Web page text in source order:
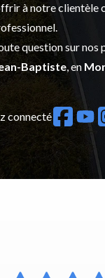
à notre clientèle
question sur nos
Baptiste, en
connecté